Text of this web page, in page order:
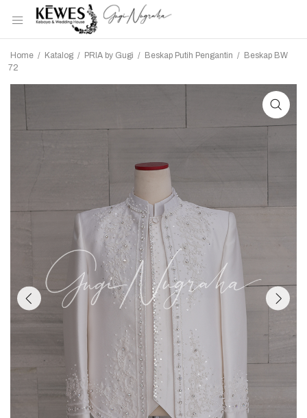
Home / Katalog / PRIA by Gugi / Beskap Putih Pengantin / Beskap BW
72